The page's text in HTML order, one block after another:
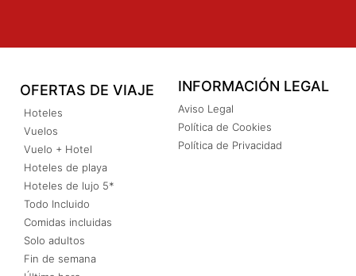
OFERTAS DE VIAJE
Hoteles
Vuelos
Vuelo + Hotel
Hoteles de playa
Hoteles de lujo 5*
Todo Incluido
Comidas incluidas
Solo adultos
Fin de semana
INFORMACIÓN LEGAL
Aviso Legal
Política de Cookies
Política de Privacidad